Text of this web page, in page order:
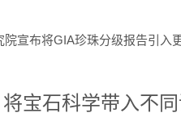
院宣布将GIA珍珠分级报告引入
将宝石科学带入不